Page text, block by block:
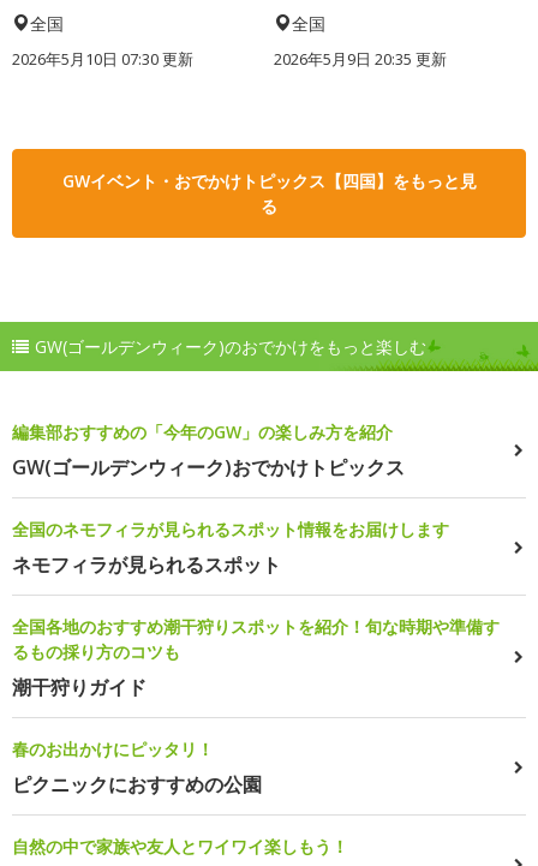
全国
2026年5月10日 07:30 更新
全国
2026年5月9日 20:35 更新
GWイベント・おでかけトピックス【四国】をもっと見
る
GW(ゴールデンウィーク)のおでかけをもっと楽しむ
編集部おすすめの「今年のGW」の楽しみ方を紹介
GW(ゴールデンウィーク)おでかけトピックス
全国のネモフィラが見られるスポット情報をお届けします
ネモフィラが見られるスポット
全国各地のおすすめ潮干狩りスポットを紹介！旬な時期や準備す
るもの採り方のコツも
潮干狩りガイド
春のお出かけにピッタリ！
ピクニックにおすすめの公園
自然の中で家族や友人とワイワイ楽しもう！